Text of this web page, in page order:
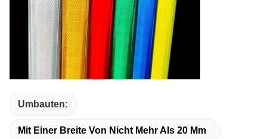
Umbauten:
Mit Einer Breite Von Nicht Mehr Als 20 Mm